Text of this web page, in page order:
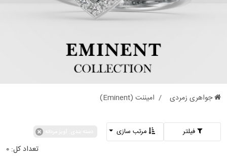
جواهری زمردی امیننت (Eminent)
فیلتر
تعداد کل: 0